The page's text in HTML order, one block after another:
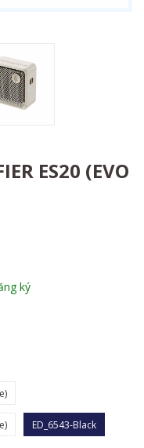
ES20 (EVO
ký
ED_6543-Black